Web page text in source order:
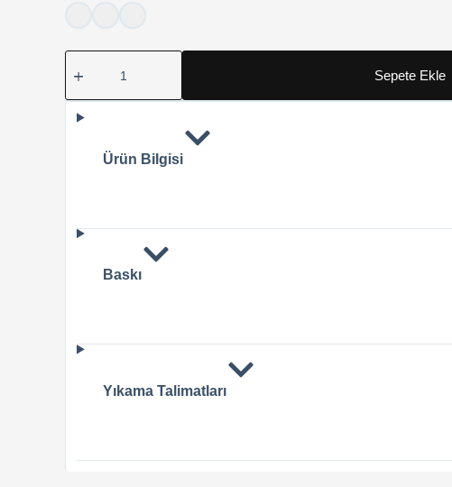
1905
Tişörtü
adet
Sepete Ekle
Ürün Bilgisi
Baskı
Yıkama Talimatları